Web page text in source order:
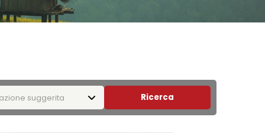
Vietnam - Laos - Cambogia
14 Giorni o
Più
suggerita Ricerca